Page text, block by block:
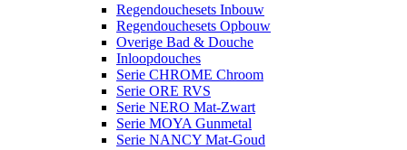
Regendouchesets Inbouw
Regendouchesets Opbouw
Overige Bad & Douche
Inloopdouches
Serie CHROME Chroom
Serie ORE RVS
Serie NERO Mat-Zwart
Serie MOYA Gunmetal
Serie NANCY Mat-Goud